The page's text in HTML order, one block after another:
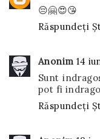
😔🤗😍😘
Răspundeți
Anonim 14
Sunt
pot fi
Răspundeți